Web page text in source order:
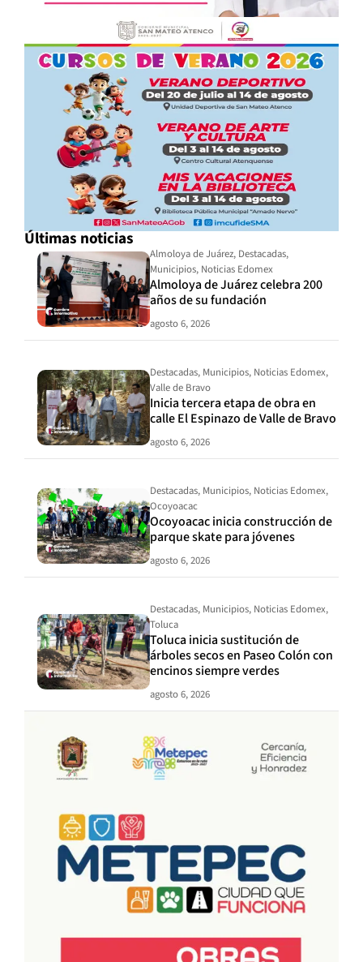
Últimas noticias
Almoloya de Juárez, Destacadas,
Municipios, Noticias Edomex
Almoloya de Juárez celebra 200
años de su fundación
agosto 6, 2026
Destacadas, Municipios, Noticias Edomex,
Valle de Bravo
Inicia tercera etapa de obra en
calle El Espinazo de Valle de Bravo
agosto 6, 2026
Destacadas, Municipios, Noticias Edomex,
Ocoyoacac
Ocoyoacac inicia construcción de
parque skate para jóvenes
agosto 6, 2026
Destacadas, Municipios, Noticias Edomex,
Toluca
Toluca inicia sustitución de
árboles secos en Paseo Colón con
encinos siempre verdes
agosto 6, 2026